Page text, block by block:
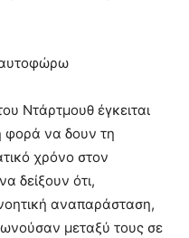
αυτοφώρω
Ντάρτμουθ έγκειται
φορά να δουν τη
χρόνο στον
δείξουν ότι,
αναπαράσταση,
μεταξύ τους σε